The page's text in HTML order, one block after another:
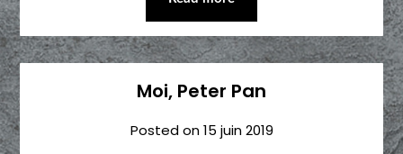
Moi, Peter Pan
Posted on15 juin 2019